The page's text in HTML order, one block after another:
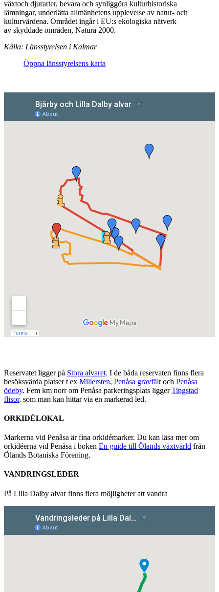
växtoch djurarter, bevara och synliggöra kulturhistoriska
lämningar, underlätta allmänhetens upplevelse av natur- och
kulturvärdena. Området ingår i EU:s ekologiska nätverk
av skyddade områden, Natura 2000.
Källa: Länsstyrelsen i Kalmar
Öppna länsstyrelsens karta
Reservatet ligger på Stora alvaret. I de båda reservaten finns flera
besöksvärda platser t ex Millersten, Penåsa gravfält och Penåsa
ödeby. Fem km norr om Penåsa parkeringsplats liggerTingstad
flisor, som man kan hittar via en markerad led.
ORKIDÈLOKAL
Markerna vid Penåsa är fina orkidémarker. Du kan läsa mer om
orkidéerna vid Penåsa i boken En guide till Ölands växtvärld från
Ölands Botaniska Förening.
VANDRINGSLEDER
På Lilla Dalby alvar finns flera möjligheter att vandra